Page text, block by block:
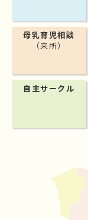
母乳育児相談
（来所）
自主サークル